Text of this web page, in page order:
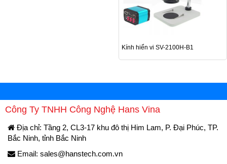
Kính hiển vi SV-2100H-B1
Công Ty TNHH Công Nghệ Hans Vina
Địa chỉ: Tầng 2, CL3-17 khu đô thị Him Lam, P. Đại Phúc, TP.
Bắc Ninh, tỉnh Bắc Ninh
Email: sales@hanstech.com.vn